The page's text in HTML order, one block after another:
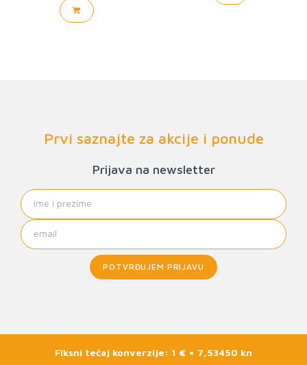
Prvi saznajte za akcije i ponude
Prijava na newsletter
POTVRĐUJEM PRIJAVU
Fiksni tečaj konverzije: 1 € = 7,53450 kn